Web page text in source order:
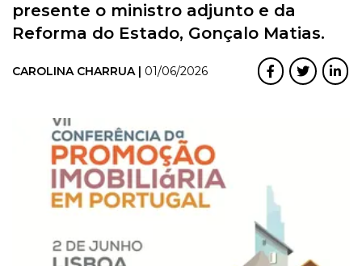
presente o ministro adjunto e da
Reforma do Estado, Gonçalo Matias.
CAROLINA CHARRUA | 01/06/2026